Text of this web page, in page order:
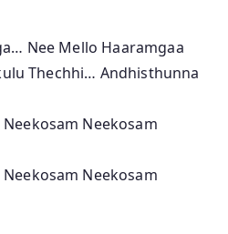
Nee Mello Haaramgaa
Thechhi… Andhisthunna
Neekosam
Neekosam